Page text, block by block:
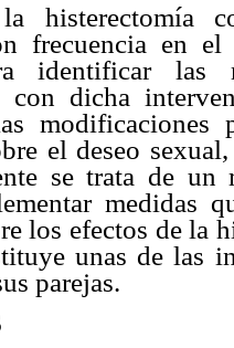
histerectomía
frecuencia en
identificar las
con dicha
modificaciones
el deseo
se trata de
medidas
los efectos de la
unas de las
parejas.